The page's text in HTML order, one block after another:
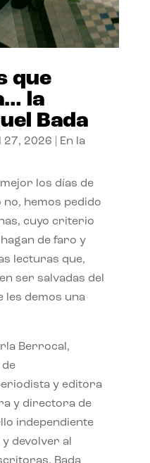
que
la
Bada
27, 2026
En la
los días de
no, hemos pedido
cuyo criterio
de faro y
lecturas que,
ser salvadas del
les demos una
Berrocal,
y editora
y directora de
independiente
devolver al